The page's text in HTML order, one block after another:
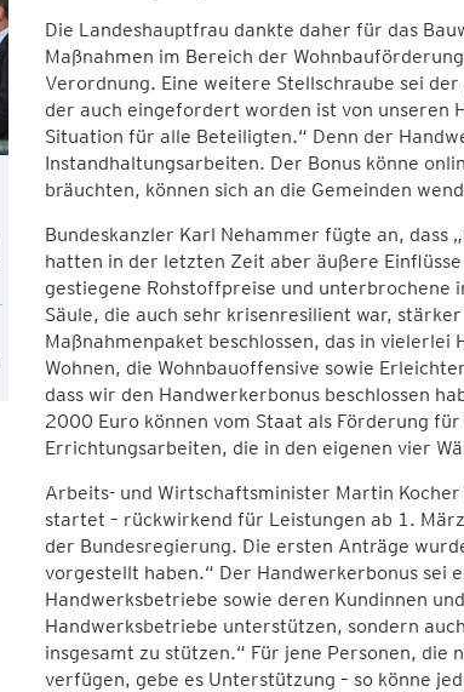
Die Landeshauptfrau dankte daher für das
Maßnahmen im Bereich der
Verordnung. Eine weitere Stellschraube sei
der auch eingefordert worden ist von unseren
Situation für alle Beteiligten.“ Denn der
Instandhaltungsarbeiten. Der Bonus könne
bräuchten, können sich an die Gemeinden
Bundeskanzler Karl Nehammer fügte an, dass
hatten in der letzten Zeit aber äußere
gestiegene Rohstoffpreise und
Säule, die auch sehr krisenresilient war,
Maßnahmenpaket beschlossen, das in
Wohnen, die Wohnbauoffensive sowie
dass wir den Handwerkerbonus beschlossen
2000 Euro können vom Staat als Förderung
Errichtungsarbeiten, die in den eigenen vier
Arbeits- und Wirtschaftsminister Martin
startet – rückwirkend für Leistungen ab 1.
der Bundesregierung. Die ersten Anträge
vorgestellt haben.“ Der Handwerkerbonus sei
Handwerksbetriebe sowie deren Kundinnen
Handwerksbetriebe unterstützen, sondern
insgesamt zu stützen.“ Für jene Personen, die
verfügen, gebe es Unterstützung – so könne